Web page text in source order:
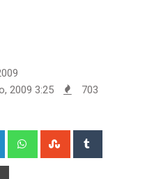
2009 3:25
703
LinkedIn WhatsappStumbleUpon